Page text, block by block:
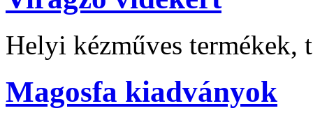
Helyi kézműves
Magosfa kiadványok